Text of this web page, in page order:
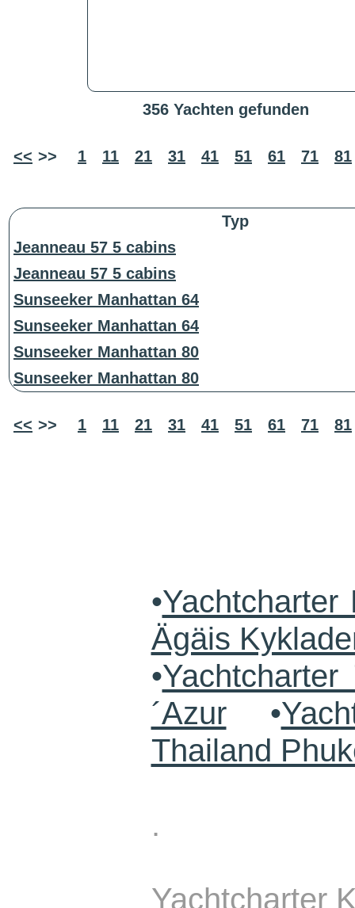
356 Yachten gefunden
<< >> 1 11 21 31 41 51 61 71 81
Typ
Jeanneau 57 5 cabins
Jeanneau 57 5 cabins
Sunseeker Manhattan 64
Sunseeker Manhattan 64
Sunseeker Manhattan 80
Sunseeker Manhattan 80
<< >> 1 11 21 31 41 51 61 71 81
•Yachtcharter
Ägäis
•
´Azur•
Thailand
.
Yachtcharter